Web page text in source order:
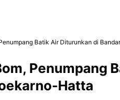
Batik Air Diturunkan di
Penumpang
Hatta